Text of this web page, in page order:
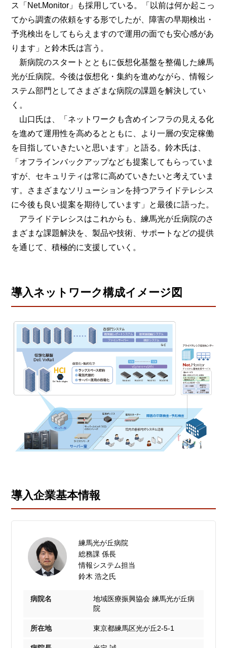
ス「Net.Monitor」も採用している。「以前は何か起こっ
てから調査の依頼をする形でしたが、障害の早期検出・
予兆検出をしてもらえますので運用の面でも安心感があ
ります」と鈴木氏は言う。
新病院のスタートとともに仮想化基盤を整備した練馬
光が丘病院。今後は仮想化・集約を進めながら、情報シ
ステム部門としてさまざまな病院の課題を解決してい
く。
山口氏は、「ネットワークも含めインフラの見える化
を進めて運用性を高めるとともに、より一層の安定稼働
を目指していきたいと思います」と語る。鈴木氏は、
「オフラインバックアップなども提案してもらっていま
すが、セキュリティは常に高めていきたいと考えていま
す。さまざまなソリューションを持つアライドテレシス
に今後も良い提案を期待しています」と最後に語った。
アライドテレシスはこれからも、練馬光が丘病院のさ
まざまな課題解決を、製品や技術、サポートなどの提供
を通じて、積極的に支援していく。
導入ネットワーク構成イメージ図
導入企業基本情報
練馬光が丘病院
総務課 係長
情報システム担当
鈴木 浩之氏
病院名
地域医療振興協会 練馬光が丘病
院
所在地 東京都練馬区光が丘2-5-1